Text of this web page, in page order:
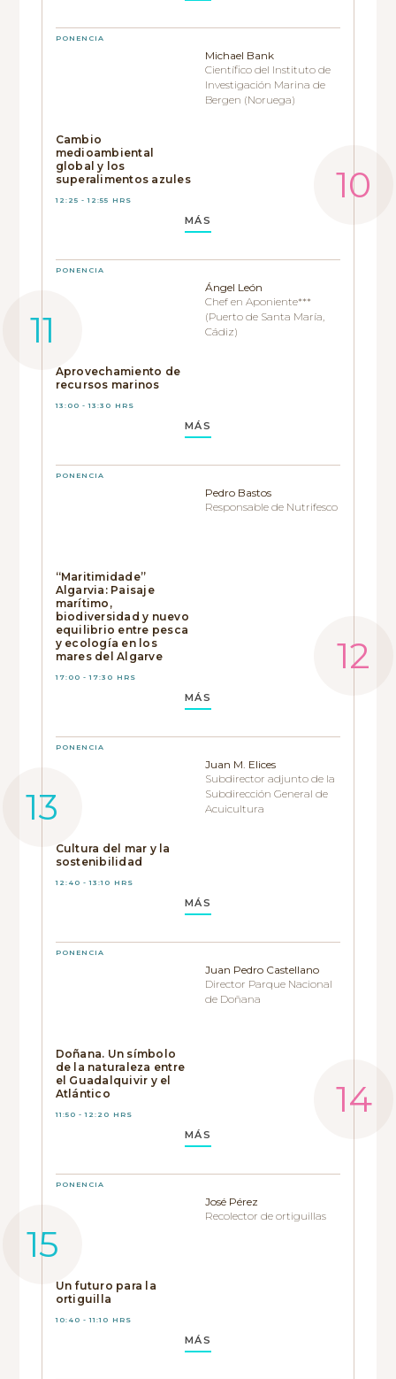
PONENCIA
Cambio
medioambiental
global y los
superalimentos azules
12:25 - 12:55 HRS
Michael Bank
Científico del Instituto de
Investigación Marina de
Bergen (Noruega)
MÁS
PONENCIA
Aprovechamiento de
recursos marinos
13:00 - 13:30 HRS
Ángel León
Chef en Aponiente***
(Puerto de Santa María,
Cádiz)
MÁS
PONENCIA
“Maritimidade”
Algarvia: Paisaje
marítimo,
biodiversidad y nuevo
equilibrio entre pesca
y ecología en los
mares del Algarve
17:00 - 17:30 HRS
Pedro Bastos
Responsable de Nutrifesco
MÁS
PONENCIA
Cultura del mar y la
sostenibilidad
12:40 - 13:10 HRS
Juan M. Elices
Subdirector adjunto de la
Subdirección General de
Acuicultura
MÁS
PONENCIA
Doñana. Un símbolo
de la naturaleza entre
el Guadalquivir y el
Atlántico
11:50 - 12:20 HRS
Juan Pedro Castellano
Director Parque Nacional
de Doñana
MÁS
PONENCIA
Un futuro para la
ortiguilla
10:40 - 11:10 HRS
José Pérez
Recolector de ortiguillas
MÁS